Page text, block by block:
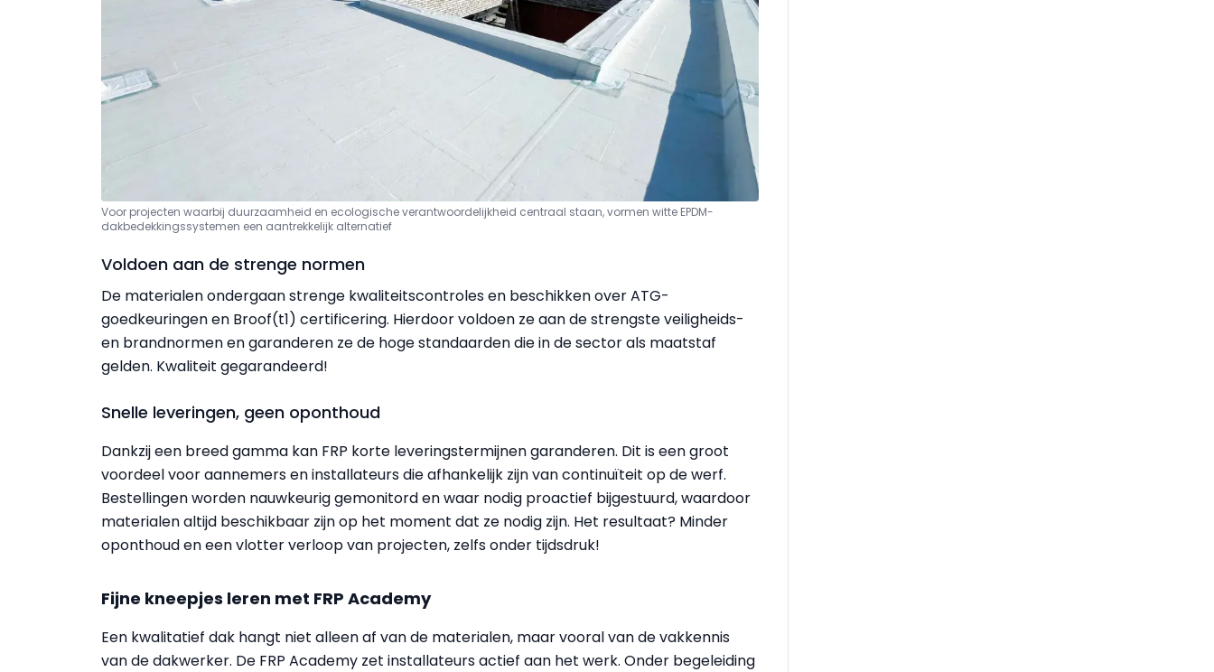
Voor projecten waarbij duurzaamheid en ecologische verantwoordelijkheid centraal staan, vormen witte EPDM-
dakbedekkingssystemen een aantrekkelijk alternatief
Voldoen aan de strenge normen
De materialen ondergaan strenge kwaliteitscontroles en beschikken over ATG-
goedkeuringen en Broof(t1) certificering. Hierdoor voldoen ze aan de strengste veiligheids-
en brandnormen en garanderen ze de hoge standaarden die in de sector als maatstaf
gelden. Kwaliteit gegarandeerd!
Snelle leveringen, geen oponthoud
Dankzij een breed gamma kan FRP korte leveringstermijnen garanderen. Dit is een groot
voordeel voor aannemers en installateurs die afhankelijk zijn van continuïteit op de werf.
Bestellingen worden nauwkeurig gemonitord en waar nodig proactief bijgestuurd, waardoor
materialen altijd beschikbaar zijn op het moment dat ze nodig zijn. Het resultaat? Minder
oponthoud en een vlotter verloop van projecten, zelfs onder tijdsdruk!
Fijne kneepjes leren met FRP Academy
Een kwalitatief dak hangt niet alleen af van de materialen, maar vooral van de vakkennis
van de dakwerker. De FRP Academy zet installateurs actief aan het werk. Onder begeleiding